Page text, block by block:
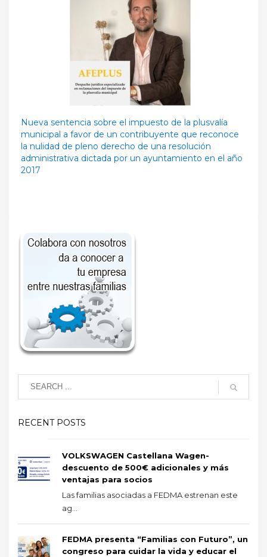
Nueva sentencia sobre el impuesto de la plusvalía
municipal a favor de un contribuyente que reconoce
la nulidad de pleno derecho de una resolución
administrativa dictada por un ayuntamiento en el año
2017
RECENT POSTS
VOLKSWAGEN Castellana Wagen-
descuento de 500€ adicionales y más
ventajas para socios
Las familias asociadas a FEDMA estrenan este
ag...
FEDMA presenta “Familias con Futuro”, un
congreso para cuidar la vida y educar el